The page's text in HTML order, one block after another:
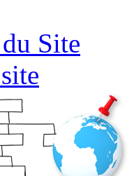
Site